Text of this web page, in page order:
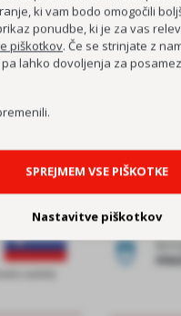
ki vam bodo omogočili
ponudbe, ki je za vas
piškotkov. Če se strinjate z
pa lahko dovoljenja za
SPREJMEM VSE PIŠKOTKE
Nastavitve piškotkov